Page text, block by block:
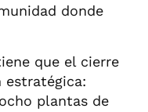
donde
que el cierre
estratégica:
plantas de